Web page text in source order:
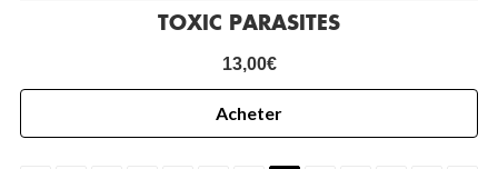
TOXIC PARASITES
13,00€
Acheter